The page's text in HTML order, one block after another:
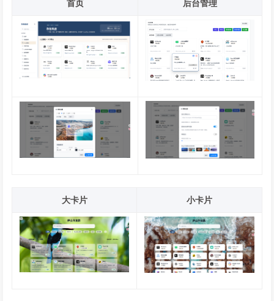
首页 后台管理
大卡片 小卡片